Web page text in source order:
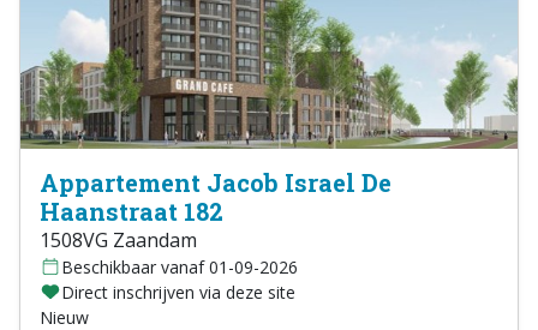
Appartement Jacob Israel De
Haanstraat 182
1508VG Zaandam
Beschikbaar vanaf 01-09-2026
Direct inschrijven via deze site
Nieuw